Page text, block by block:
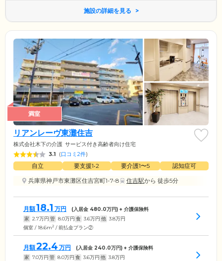
施設の詳細を見る
満室
リアンレーヴ東灘住吉
株式会社木下の介護 サービス付き高齢者向け住宅
3.1 (口コミ2件)
自立 要支援1•2 要介護1〜5
認知症可
兵庫県神戸市東灘区住吉宮町1-7-8
住吉駅から 徒歩5分
月額18.1 万円 (入居金 480.0万円) + 介護保険料
家 2.7万円 管 8.0万円 食 3.6万円 他 3.8万円
個室 / 18.6m2 / 前払金プラン②
月額22.4 万円 (入居金 240.0万円) + 介護保険料
家 7.0万円 管 8.0万円 食 3.6万円 他 3.8万円